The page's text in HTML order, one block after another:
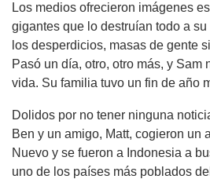
Los medios ofrecieron imágenes
gigantes que lo destruían todo a
los desperdicios, masas de gente
Pasó un día, otro, otro más, y Sam
vida. Su familia tuvo un fin de año
Dolidos por no tener ninguna
Ben y un amigo, Matt, cogieron un
Nuevo y se fueron a Indonesia a
uno de los países más poblados